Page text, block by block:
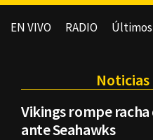
EN VIVO RADIO
Vikings rompe racha
ante Seahawks